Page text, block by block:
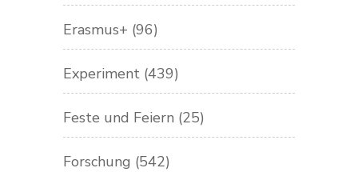
Erasmus+ (96)
Experiment (439)
Feste und Feiern (25)
Forschung (542)